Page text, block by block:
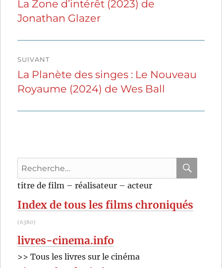
l’article
Publication
précédente :
La Zone d’intérêt (2023) de
Jonathan Glazer
SUIVANT
Publication
suivante :
La Planète des singes : Le Nouveau
Royaume (2024) de Wes Ball
Recherche
pour
:
titre de film – réalisateur – acteur
Index de tous les films chroniqués
(6380)
livres-cinema.info
>> Tous les livres sur le cinéma